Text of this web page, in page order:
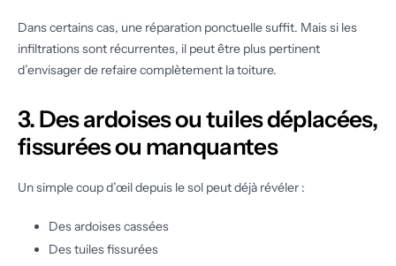
Dans certains cas, une réparation ponctuelle suffit. Mais si les
infiltrations sont récurrentes, il peut être plus pertinent
d’envisager de refaire complètement la toiture.
3. Des ardoises ou tuiles déplacées,
fissurées ou manquantes
Un simple coup d’œil depuis le sol peut déjà révéler :
Des ardoises cassées
Des tuiles fissurées